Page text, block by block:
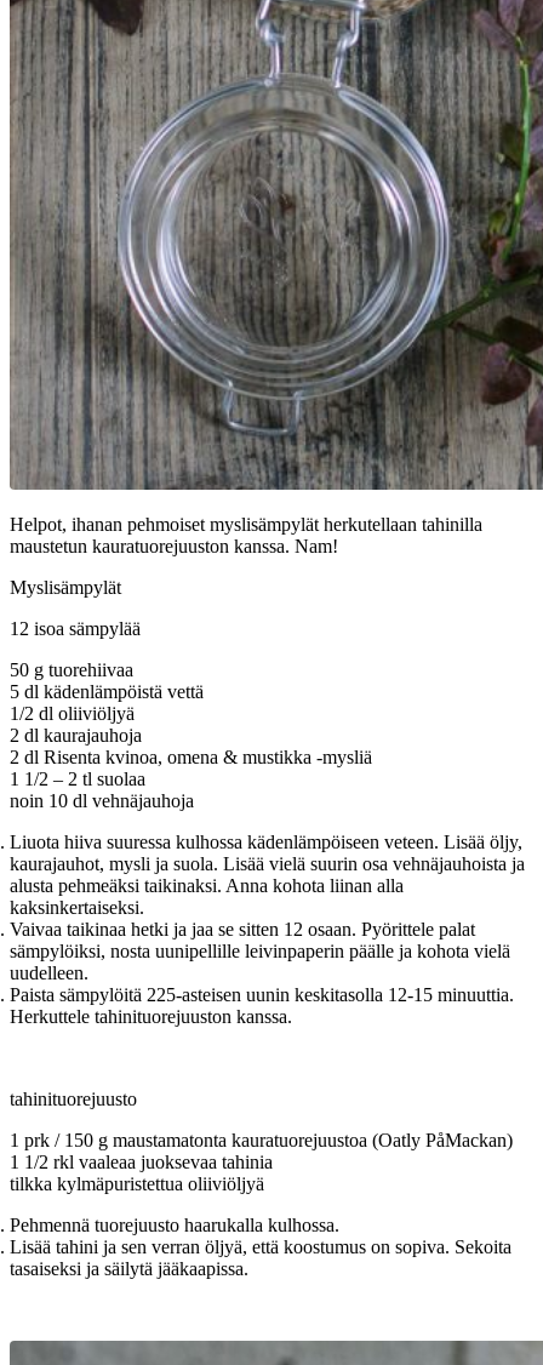
Helpot, ihanan pehmoiset myslisämpylät herkutellaan tahinilla
maustetun kauratuorejuuston kanssa. Nam!
Myslisämpylät
12 isoa sämpylää
50 g tuorehiivaa
5 dl kädenlämpöistä vettä
1/2 dl oliiviöljyä
2 dl kaurajauhoja
2 dl Risenta kvinoa, omena & mustikka -mysliä
1 1/2 – 2 tl suolaa
noin 10 dl vehnäjauhoja
Liuota hiiva suuressa kulhossa kädenlämpöiseen veteen. Lisää öljy,
kaurajauhot, mysli ja suola. Lisää vielä suurin osa vehnäjauhoista ja
alusta pehmeäksi taikinaksi. Anna kohota liinan alla
kaksinkertaiseksi.
Vaivaa taikinaa hetki ja jaa se sitten 12 osaan. Pyörittele palat
sämpylöiksi, nosta uunipellille leivinpaperin päälle ja kohota vielä
uudelleen.
Paista sämpylöitä 225-asteisen uunin keskitasolla 12-15 minuuttia.
Herkuttele tahinituorejuuston kanssa.
tahinituorejuusto
1 prk / 150 g maustamatonta kauratuorejuustoa (Oatly PåMackan)
1 1/2 rkl vaaleaa juoksevaa tahinia
tilkka kylmäpuristettua oliiviöljyä
Pehmennä tuorejuusto haarukalla kulhossa.
Lisää tahini ja sen verran öljyä, että koostumus on sopiva. Sekoita
tasaiseksi ja säilytä jääkaapissa.